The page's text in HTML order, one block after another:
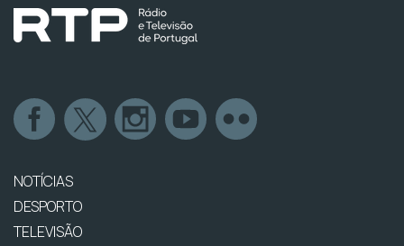
NOTÍCIAS
DESPORTO
TELEVISÃO